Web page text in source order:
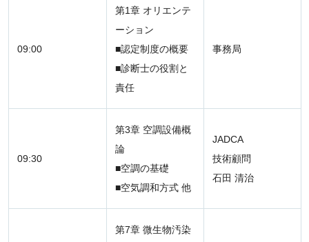
09:00
第1章 オリエンテ
ーション
■認定制度の概要
■診断士の役割と
責任
事務局
09:30
第3章 空調設備概
論
■空調の基礎
■空気調和方式 他
JADCA
技術顧問
石田 清治
第7章 微生物汚染